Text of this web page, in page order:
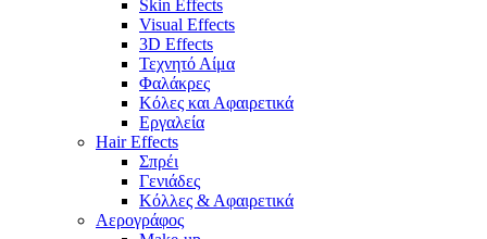
Skin Effects
Visual Effects
3D Effects
Τεχνητό Αίμα
Φαλάκρες
Κόλες και Αφαιρετικά
Εργαλεία
Hair Effects
Σπρέι
Γενιάδες
Κόλλες & Αφαιρετικά
Αερογράφος